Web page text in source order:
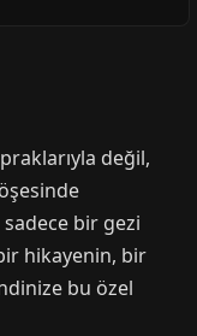
değil,
bir gezi
hikayenin, bir
bu özel